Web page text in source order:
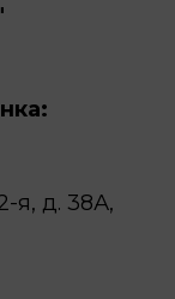
я, д. 38А,